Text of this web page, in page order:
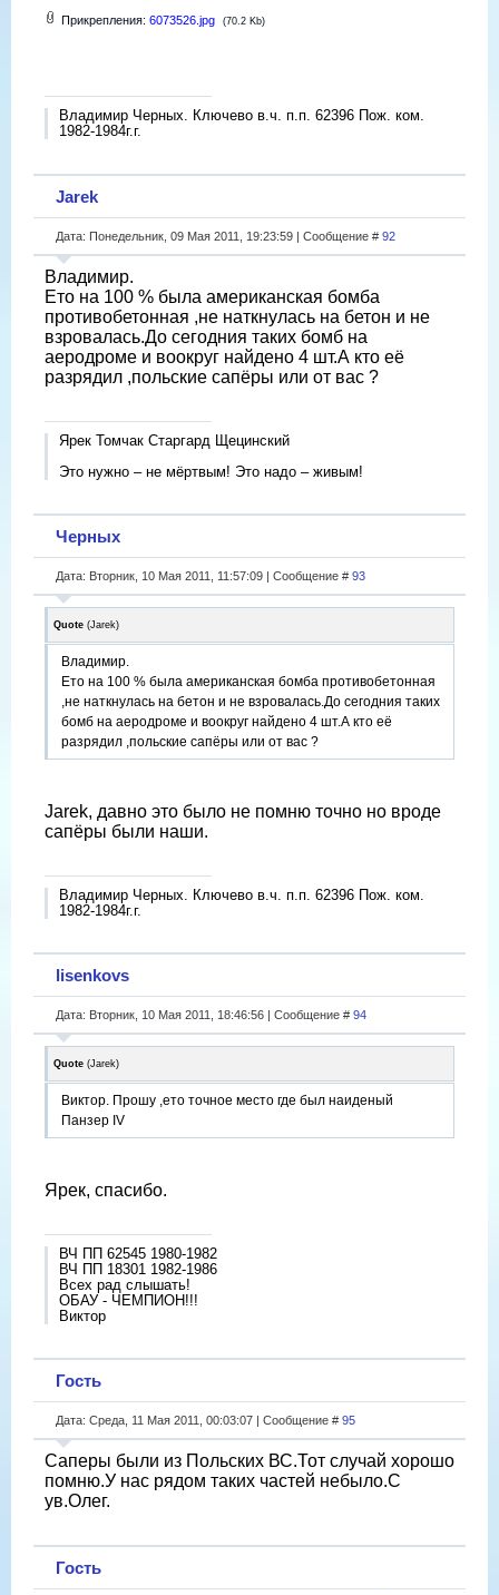
Прикрепления: 6073526.jpg (70.2 Kb)
Владимир Черных. Ключево в.ч. п.п. 62396 Пож. ком.
1982-1984г.г.
Jarek
Дата: Понедельник, 09 Мая 2011, 19:23:59 | Сообщение # 92
Владимир.
Ето на 100 % была американская бомба
противобетонная ,не наткнулась на бетон и не
взровалась.До сегодния таких бомб на
аеродроме и воокруг найдено 4 шт.А кто её
разрядил ,польские сапёры или от вас ?
Ярек Томчак Старгард Щецинский
Это нужно – не мёртвым! Это надо – живым!
Черных
Дата: Вторник, 10 Мая 2011, 11:57:09 | Сообщение # 93
Quote (Jarek)
Владимир.
Ето на 100 % была американская бомба противобетонная
,не наткнулась на бетон и не взровалась.До сегодния таких
бомб на аеродроме и воокруг найдено 4 шт.А кто её
разрядил ,польские сапёры или от вас ?
Jarek, давно это было не помню точно но вроде
сапёры были наши.
Владимир Черных. Ключево в.ч. п.п. 62396 Пож. ком.
1982-1984г.г.
lisenkovs
Дата: Вторник, 10 Мая 2011, 18:46:56 | Сообщение # 94
Quote (Jarek)
Виктор. Прошу ,ето точное место где был наиденый
Панзер IV
Ярек, спасибо.
ВЧ ПП 62545 1980-1982
ВЧ ПП 18301 1982-1986
Всех рад слышать!
ОБАУ - ЧЕМПИОН!!!
Виктор
Гость
Дата: Среда, 11 Мая 2011, 00:03:07 | Сообщение # 95
Саперы были из Польских ВС.Тот случай хорошо
помню.У нас рядом таких частей небыло.С
ув.Олег.
Гость